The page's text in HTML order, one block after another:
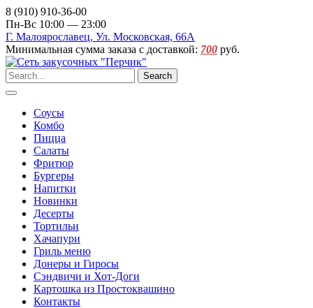
8 (910) 910-36-00
Пн-Вс 10:00 — 23:00
Г. Малоярославец, Ул. Московская, 66А
Минимальная сумма заказа с доставкой: 700 руб.
Search
Соусы
Комбо
Пицца
Салаты
Фритюр
Бургеры
Напитки
Новинки
Десерты
Тортильи
Хачапури
Гриль меню
Донеры и Гиросы
Сэндвичи и Хот-Доги
Картошка из Простоквашино
Контакты